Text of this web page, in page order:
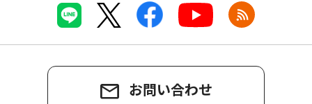
お問い合わせ